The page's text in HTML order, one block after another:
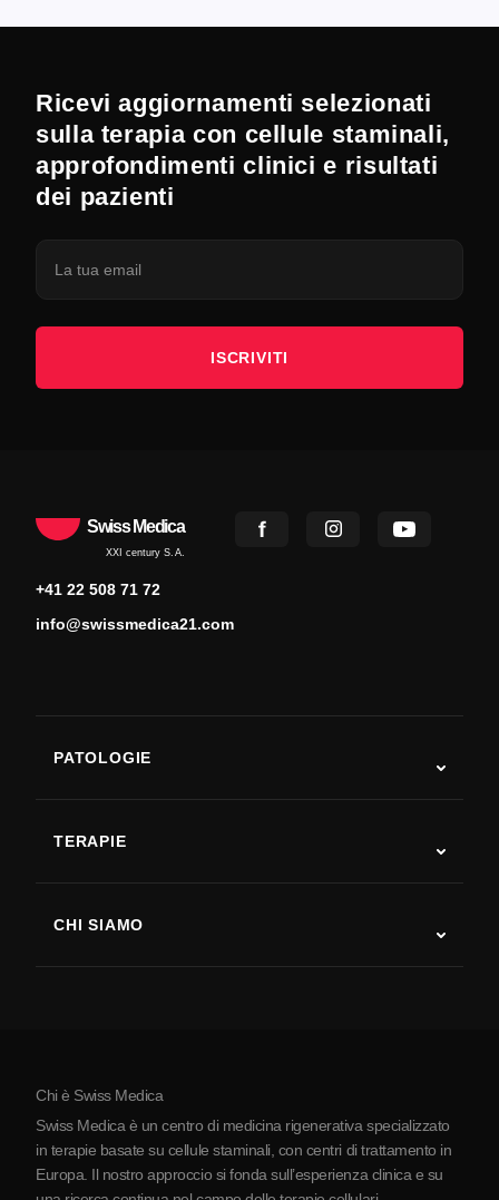
Ricevi aggiornamenti selezionati
sulla terapia con cellule staminali,
approfondimenti clinici e risultati
dei pazienti
ISCRIVITI
Swiss Medica
XXI century S.A.
+41 22 508 71 72
info@swissmedica21.com
PATOLOGIE
Malattia di Parkinson
Artrite
TERAPIE
CHI SIAMO
La Serbia
Blog
Partnership
Chi è Swiss Medica
Swiss Medica è un centro di medicina rigenerativa specializzato
in terapie basate su cellule staminali, con centri di trattamento in
Europa. Il nostro approccio si fonda sull’esperienza clinica e su